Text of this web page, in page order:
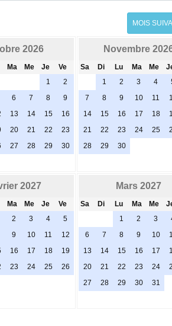
MOIS
2026
Ma Me Je
Ve
1
2
6 7 8
9
13 14 15
16
20 21 22
23
27 28 29
30
Novembre
Sa Di Lu Ma Me
1
2 3 4
7
8 9 10 11
14
15 16 17 18
21
22 23 24 25
28
29 30
2027
Ma Me Je
Ve
2 3 4
5
9 10 11
12
16 17 18
19
23 24 25
26
Mars 2027
Sa Di Lu Ma Me
1
2 3
6
7 8 9 10
13
14 15 16 17
20
21 22 23 24
27
28 29 30 31